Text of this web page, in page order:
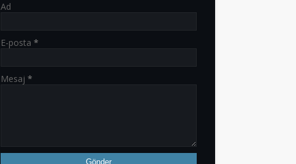
Ad
E-posta *
Mesaj *